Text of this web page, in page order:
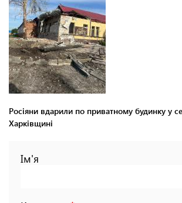
Росіяни вдарили по приватному будинку у
Харківщині
Ім'я